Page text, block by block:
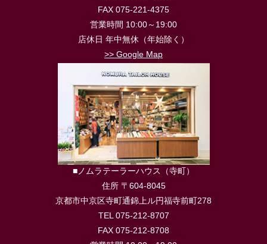
FAX 075-221-4375
営業時間 10:00～19:00
店休日 年中無休（年始除く）
>> Google Map
■ノムラテーラーハウス（寺町）
住所 〒604-8045
京都市中京区寺町通錦上ル円福寺前町278
TEL 075-212-8707
FAX 075-212-8708